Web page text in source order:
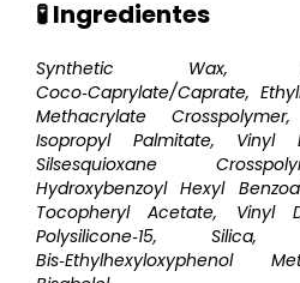
🧪 Ingredientes
Synthetic Wax,
Coco‑Caprylate/Caprate,
Methacrylate
Isopropyl Palmitate, Vinyl
Silsesquioxane
Hydroxybenzoyl Hexyl
Tocopheryl Acetate, Vinyl
Polysilicone‑15, Silica,
Bis‑Ethylhexyloxyphenol